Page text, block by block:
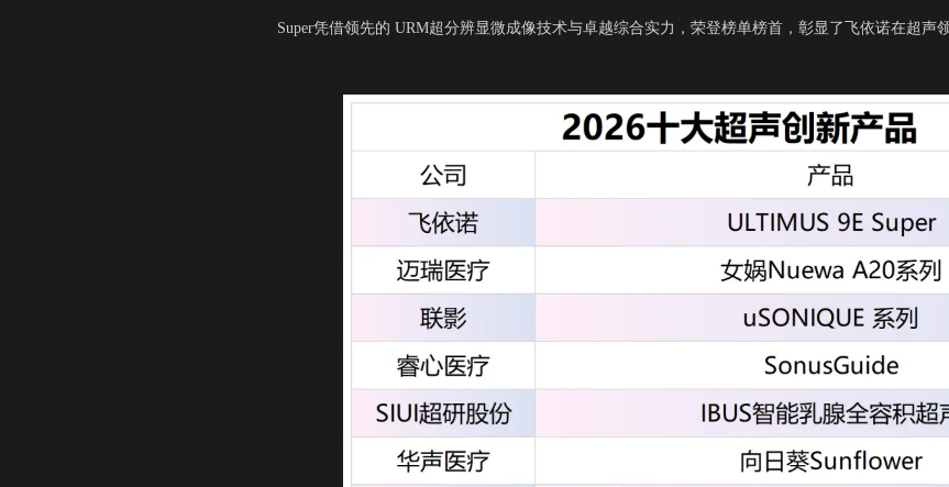
Super凭借领先的 URM超分辨显微成像技术与卓越综合实力，荣登榜单榜首，彰显了飞依诺在超声